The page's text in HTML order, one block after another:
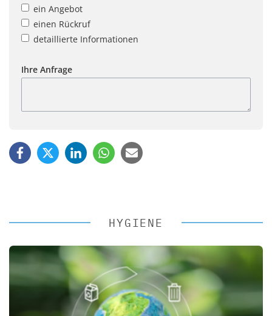
ein Angebot
einen Rückruf
detaillierte Informationen
Ihre Anfrage
HYGIENE